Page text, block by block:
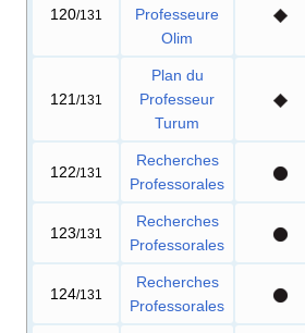
120/131
Professeure
Olim
121 /131
Plan du
Professeur
Turum
122/131
Recherches
Professorales
123/131
Recherches
Professorales
124/131
Recherches
Professorales